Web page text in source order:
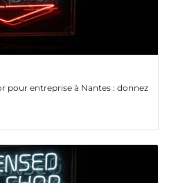
pour entreprise à Nantes : donnez